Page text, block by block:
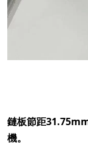
鏈板節距
機。